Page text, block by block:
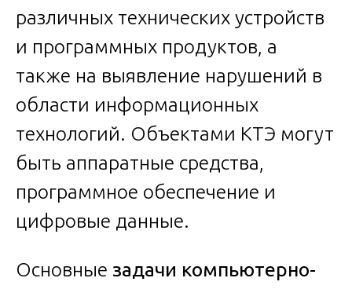
различных технических устройств
и программных продуктов, а
также на выявление нарушений в
области информационных
технологий. Объектами КТЭ могут
быть аппаратные средства,
программное обеспечение и
цифровые данные.
Основные задачи компьютерно-